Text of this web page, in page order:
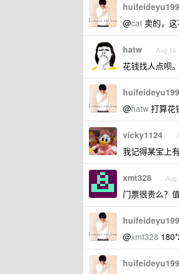
@cat 卖的，
hatw Aug
花钱找人点呗
@hatw 打算花
vicky1124
我记得某宝上
xmt328 Aug
门票很贵么？
@xmt328